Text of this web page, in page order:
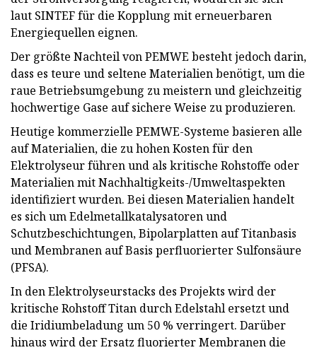
laut SINTEF für die Kopplung mit erneuerbaren
Energiequellen eignen.
Der größte Nachteil von PEMWE besteht jedoch darin,
dass es teure und seltene Materialien benötigt, um die
raue Betriebsumgebung zu meistern und gleichzeitig
hochwertige Gase auf sichere Weise zu produzieren.
Heutige kommerzielle PEMWE-Systeme basieren alle
auf Materialien, die zu hohen Kosten für den
Elektrolyseur führen und als kritische Rohstoffe oder
Materialien mit Nachhaltigkeits-/Umweltaspekten
identifiziert wurden. Bei diesen Materialien handelt
es sich um Edelmetallkatalysatoren und
Schutzbeschichtungen, Bipolarplatten auf Titanbasis
und Membranen auf Basis perfluorierter Sulfonsäure
(PFSA).
In den Elektrolyseurstacks des Projekts wird der
kritische Rohstoff Titan durch Edelstahl ersetzt und
die Iridiumbeladung um 50 % verringert. Darüber
hinaus wird der Ersatz fluorierter Membranen die